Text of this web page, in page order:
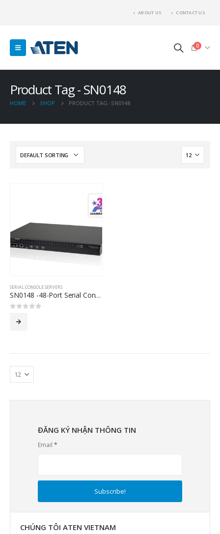
ABOUT US CONTACT US
0
Product Tag - SN0148
HOME SHOP PRODUCT TAG -SN0148
SERIAL CONSOLE SERVERS
SN0148 -48-Port Serial Console Server with Dual Power/LAN
ĐĂNG KÝ NHẬN THÔNG TIN
Email *
CHÚNG TÔI ATEN VIETNAM